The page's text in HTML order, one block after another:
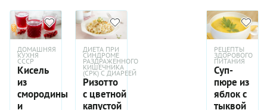
ДОМАШНЯЯ
КУХНЯ
СССР
Кисель
из
смородины
и
ДИЕТА ПРИ
СИНДРОМЕ
РАЗДРАЖЕННОГО
КИШЕЧНИКА
(СРК) С ДИАРЕЕЙ
Ризотто
с цветной
капустой
РЕЦЕПТЫ
ЗДОРОВОГО
ПИТАНИЯ
Суп-
пюре из
яблок с
тыквой